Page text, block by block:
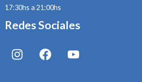
17:30hs a 21:00hs
Redes Sociales
I
n
F
a
Y
o